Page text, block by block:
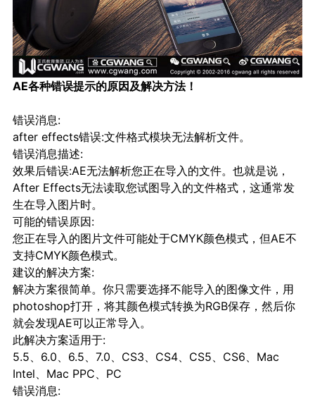
AE各种错误提示的原因及解决方法！
错误消息:
after effects错误:文件格式模块无法解析文件。
错误消息描述:
效果后错误:AE无法解析您正在导入的文件。也就是说，
After Effects无法读取您试图导入的文件格式，这通常发
生在导入图片时。
可能的错误原因:
您正在导入的图片文件可能处于CMYK颜色模式，但AE不
支持CMYK颜色模式。
建议的解决方案:
解决方案很简单。你只需要选择不能导入的图像文件，用
photoshop打开，将其颜色模式转换为RGB保存，然后你
就会发现AE可以正常导入。
此解决方案适用于:
5.5、6.0、6.5、7.0、CS3、CS4、CS5、CS6、Mac
Intel、Mac PPC、PC
错误消息: